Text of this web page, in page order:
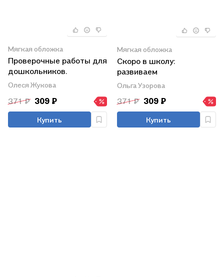
Мягкая обложка
Проверочные работы для
дошкольников.
Математика
Олеся Жукова
371 ₽ 309 ₽
Купить
Мягкая обложка
Скоро в школу:
развиваем
математические
способности
Ольга Узорова
371 ₽ 309 ₽
Купить